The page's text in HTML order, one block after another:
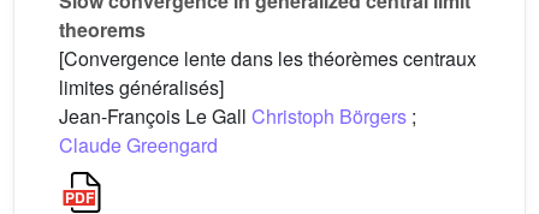
theorems
[Convergence lente dans les théorèmes centraux
limites généralisés]
Jean-François Le Gall Christoph Börgers ;
Claude Greengard